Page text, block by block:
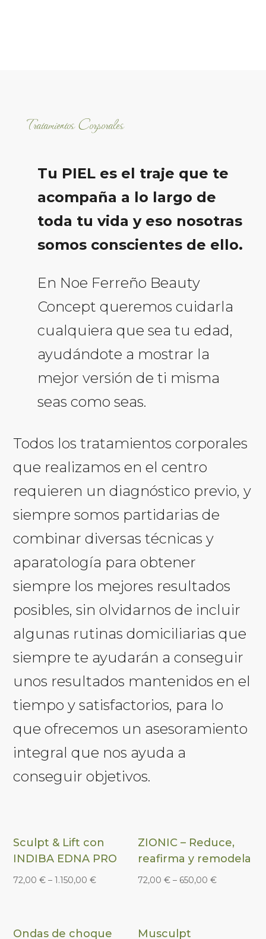
Tratamientos Corporales
Tu PIEL es el traje que te
acompaña a lo largo de
toda tu vida y eso nosotras
somos conscientes de ello.
En Noe Ferreño Beauty
Concept queremos cuidarla
cualquiera que sea tu edad,
ayudándote a mostrar la
mejor versión de ti misma
seas como seas.
Todos los tratamientos corporales
que realizamos en el centro
requieren un diagnóstico previo, y
siempre somos partidarias de
combinar diversas técnicas y
aparatología para obtener
siempre los mejores resultados
posibles, sin olvidarnos de incluir
algunas rutinas domiciliarias que
siempre te ayudarán a conseguir
unos resultados mantenidos en el
tiempo y satisfactorios, para lo
que ofrecemos un asesoramiento
integral que nos ayuda a
conseguir objetivos.
Sculpt & Lift con
INDIBA EDNA PRO
72,00€ –1.150,00€
ZIONIC – Reduce,
reafirma y remodela
72,00€ – 650,00€
Ondas de choque Musculpt